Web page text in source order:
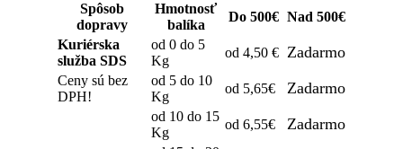
Spôsob
dopravy
Hmotnosť
balíka
Do 500€ Nad 500€
Kuriérska
služba SDS
od 0 do 5
Kg
od 4,50 € Zadarmo
Ceny sú bez
DPH!
od 5 do 10
Kg
od 5,65€ Zadarmo
od 10 do 15
Kg
od 6,55€ Zadarmo